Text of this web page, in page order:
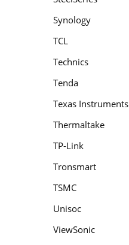
Synology
TCL
Technics
Tenda
Texas Instruments
Thermaltake
TP-Link
Tronsmart
TSMC
Unisoc
ViewSonic